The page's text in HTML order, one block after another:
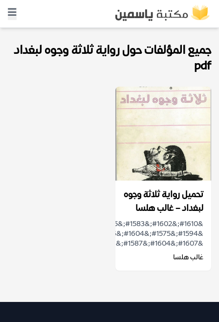
جميع المؤلفات حول رواية ثلاثة وجوه لبغداد
pdf
تحميل رواية ثلاثة وجوه
لبغداد – غالب هلسا
&#1607;&#1604;&#1587;&...
غالب هلسا